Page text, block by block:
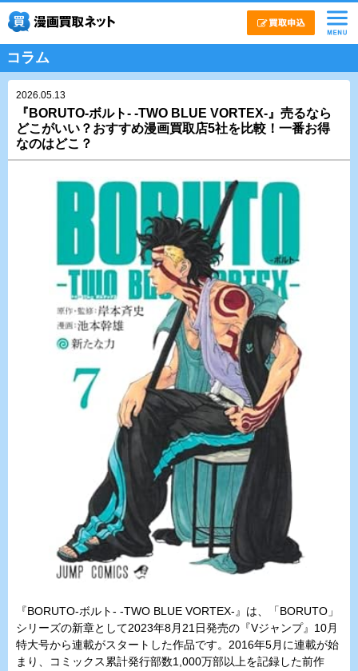
コラム
2026.05.13
『BORUTO-ボルト- -TWO BLUE VORTEX-』売るなら
どこがいい？おすすめ漫画買取店5社を比較！一番お得
なのはどこ？
『BORUTO-ボルト- -TWO BLUE VORTEX-』は、「BORUTO」
シリーズの新章として2023年8月21日発売の『Vジャンプ』10月
特大号から連載がスタートした作品です。2016年5月に連載が始
まり、コミックス累計発行部数1,000万部以上を記録した前作